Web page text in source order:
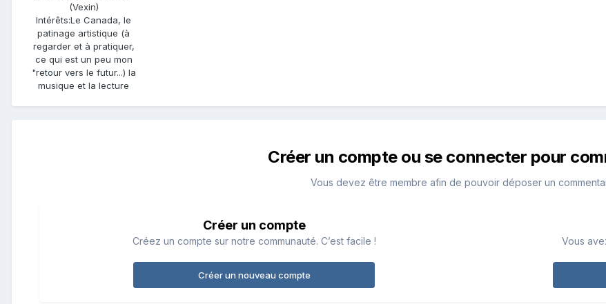
(Vexin)
Intérêts:Le Canada, le
patinage artistique (à
regarder et à pratiquer,
ce qui est un peu mon
"retour vers le futur...) la
musique et la lecture
Créer un compte ou se connecter pour
Vous devez être membre afin de pouvoir déposer un
Créer un compte
Créez un compte sur notre communauté. C’est facile !
Créer un nouveau compte
Vous